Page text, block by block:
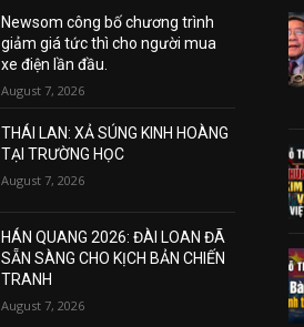
Newsom công bố chương trình
giảm giá tức thì cho người mua
xe điện lần đầu.
August 7, 2026
THÁI LAN: XẢ SÚNG KINH HOÀNG
TẠI TRƯỜNG HỌC
August 7, 2026
HÁN QUANG 2026: ĐÀI LOAN ĐÃ
SẴN SÀNG CHO KỊCH BẢN CHIẾN
TRANH
August 7, 2026